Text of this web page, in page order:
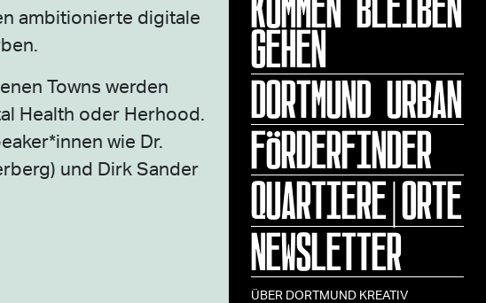
GEHEN
DORTMUND URBAN
FÖRDERFINDER
QUARTIERE|ORTE
NEWSLETTER
ÜBER DORTMUND KREATIV
ambitionierte digitale
Towns werden
Health oder Herhood.
wie Dr.
und Dirk Sander